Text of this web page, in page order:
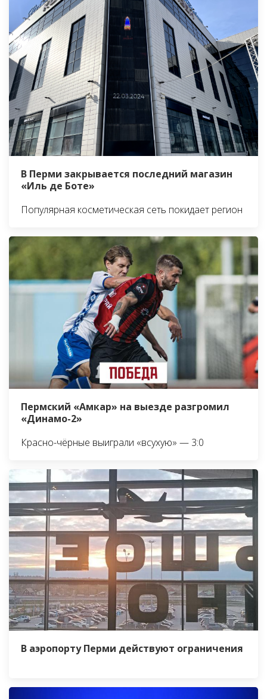
В Перми закрывается последний магазин
«Иль де Боте»
Популярная косметическая сеть покидает регион
Пермский «Амкар» на выезде разгромил
«Динамо-2»
Красно-чёрные выиграли «всухую» — 3:0
В аэропорту Перми действуют ограничения